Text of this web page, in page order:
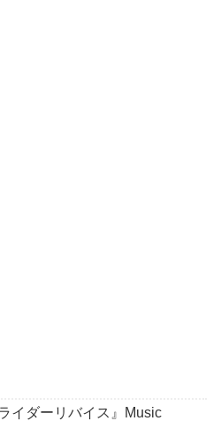
ライダーリバイス』Music